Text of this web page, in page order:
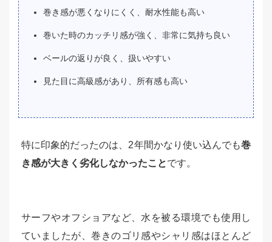
巻き感が悪くなりにくく、耐水性能も高い
巻いた時のカッチリ感が強く、非常に気持ち良い
ベールの返りが良く、扱いやすい
見た目に高級感があり、所有感も高い
特に印象的だったのは、2年間かなり使い込んでも巻
き感が大きく劣化しなかったことです。
サーフやオフショアなど、水を被る環境でも使用し
ていましたが、巻きのゴリ感やシャリ感はほとんど